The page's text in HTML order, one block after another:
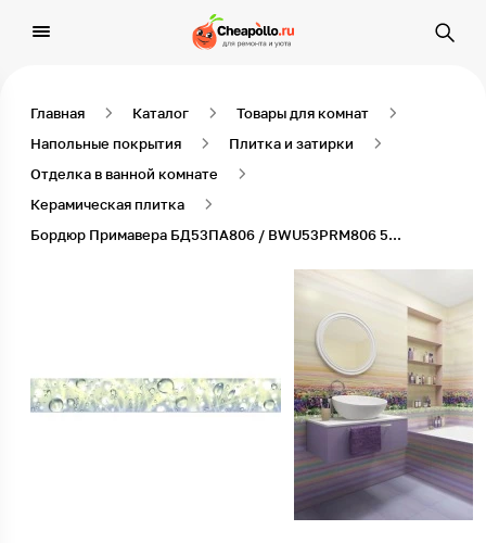
Главная Каталог
Товары для комнат
Напольные покрытия
Плитка и затирки
Отделка в ванной комнате
Керамическая плитка
Бордюр Примавера БД53ПА806 / BWU53PRM806 50х6,7